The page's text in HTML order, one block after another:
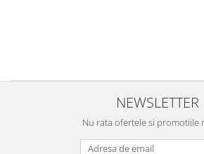
NEWSLETTER
Nu rata ofertele si promotiile